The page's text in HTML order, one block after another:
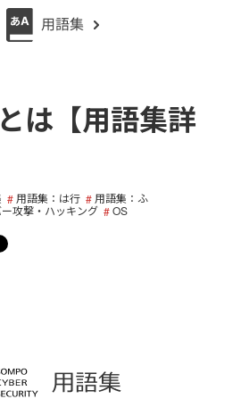
は【用語集詳
用語集：は行
用語集：ふ
攻撃・ハッキング
OS